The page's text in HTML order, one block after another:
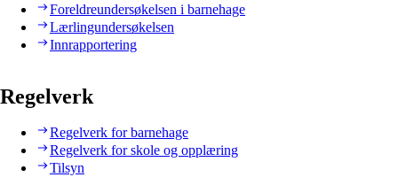
Foreldreundersøkelsen i barnehage
Lærlingundersøkelsen
Innrapportering
Regelverk
Regelverk for barnehage
Regelverk for skole og opplæring
Tilsyn